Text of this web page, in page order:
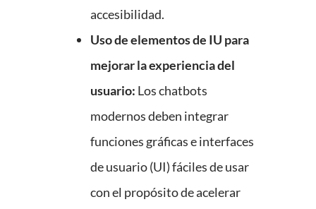
accesibilidad.
Uso de elementos de IU para
mejorar la experiencia del
usuario: Los chatbots
modernos deben integrar
funciones gráficas e interfaces
de usuario (UI) fáciles de usar
con el propósito de acelerar